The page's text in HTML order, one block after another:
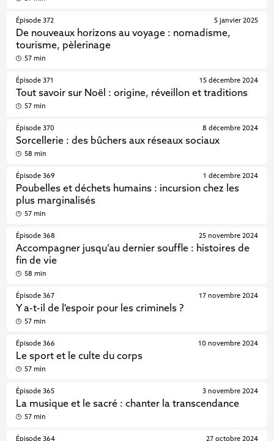
Épisode 372
De nouveaux horizons au voyage : nomadisme,
tourisme, pèlerinage
5 janvier 2025
57 min
Épisode 371
Tout savoir sur Noël : origine, réveillon et traditions
15 décembre 2024
57 min
Épisode 370
Sorcellerie : des bûchers aux réseaux sociaux
8 décembre 2024
58 min
Épisode 369
Poubelles et déchets humains : incursion chez les
plus marginalisés
1 décembre 2024
57 min
Épisode 368
Accompagner jusqu’au dernier souffle : histoires de
fin de vie
25 novembre 2024
58 min
Épisode 367
Y a-t-il de l'espoir pour les criminels ?
17 novembre 2024
57 min
Épisode 366
Le sport et le culte du corps
10 novembre 2024
57 min
Épisode 365
La musique et le sacré : chanter la transcendance
3 novembre 2024
57 min
Épisode 364 27 octobre 2024